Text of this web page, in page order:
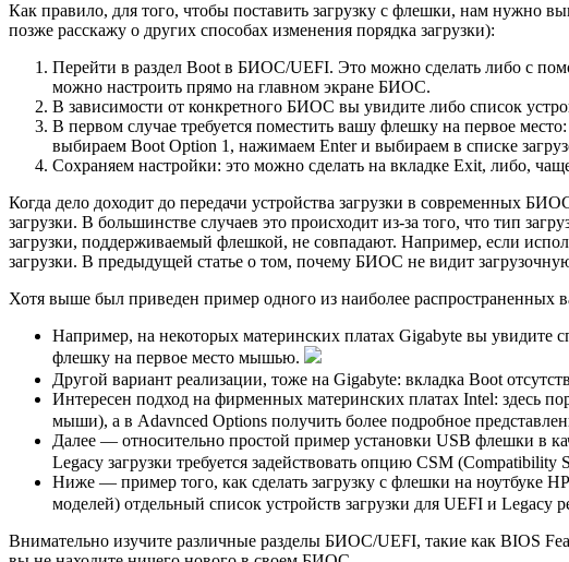
Как правило, для того, чтобы поставить загрузку с флешки, нам нужно
позже расскажу о других способах изменения порядка загрузки):
Перейти в раздел Boot в БИОС/UEFI. Это можно сделать либо с
можно настроить прямо на главном экране БИОС.
В зависимости от конкретного БИОС вы увидите либо список
В первом случае требуется поместить вашу флешку на первое
выбираем Boot Option 1, нажимаем Enter и выбираем в списке
Сохраняем настройки: это можно сделать на вкладке Exit, либо,
Когда дело доходит до передачи устройства загрузки в современных
загрузки. В большинстве случаев это происходит из-за того, что тип
загрузки, поддерживаемый флешкой, не совпадают. Например, если
загрузки. В предыдущей статье о том, почему БИОС не видит
Хотя выше был приведен пример одного из наиболее
Например, на некоторых материнских платах Gigabyte вы увидите
флешку на первое место мышью.
Другой вариант реализации, тоже на Gigabyte: вкладка Boot
Интересен подход на фирменных материнских платах Intel: здесь
мыши), а в Adavnced Options получить более подробное
Далее — относительно простой пример установки USB флешки в
Legacy загрузки требуется задействовать опцию CSM
Ниже — пример того, как сделать загрузку с флешки на ноутбуке
моделей) отдельный список устройств загрузки для UEFI и
Внимательно изучите различные разделы БИОС/UEFI, такие как BIOS